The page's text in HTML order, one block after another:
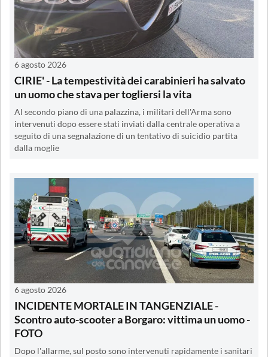
6 agosto 2026
CIRIE' - La tempestività dei carabinieri ha salvato
un uomo che stava per togliersi la vita
Al secondo piano di una palazzina, i militari dell'Arma sono
intervenuti dopo essere stati inviati dalla centrale operativa a
seguito di una segnalazione di un tentativo di suicidio partita
dalla moglie
6 agosto 2026
INCIDENTE MORTALE IN TANGENZIALE -
Scontro auto-scooter a Borgaro: vittima un uomo -
FOTO
Dopo l'allarme, sul posto sono intervenuti rapidamente i sanitari